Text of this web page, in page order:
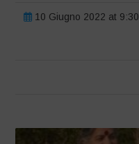
10 Giugno 2022 at 9:30